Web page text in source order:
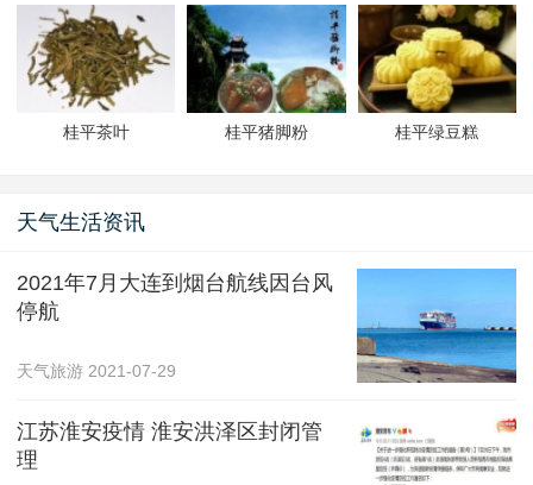
桂平茶叶 桂平猪脚粉 桂平绿豆糕
天气生活资讯
2021年7月大连到烟台航线因台风
停航
天气旅游 2021-07-29
江苏淮安疫情 淮安洪泽区封闭管
理